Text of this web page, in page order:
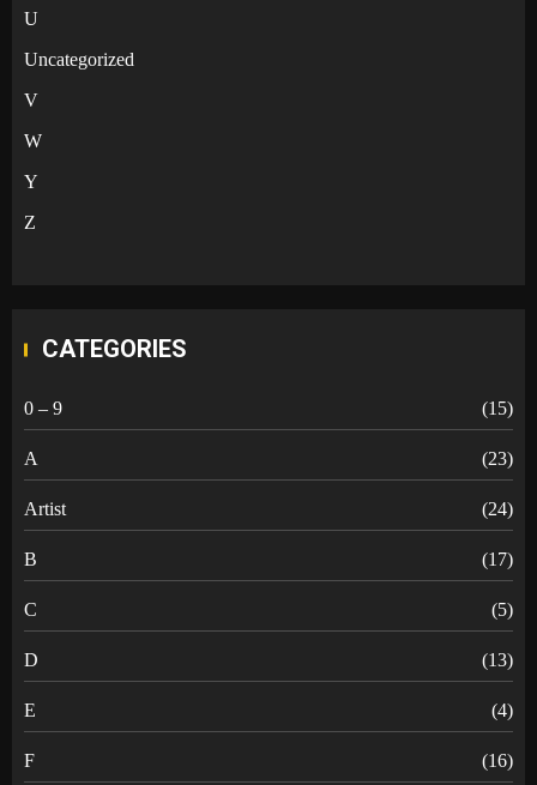
U
Uncategorized
V
W
Y
Z
CATEGORIES
0 – 9 (15)
A (23)
Artist (24)
B (17)
C (5)
D (13)
E (4)
F (16)